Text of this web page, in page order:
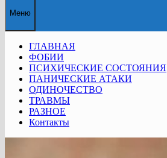
Меню
ГЛАВНАЯ
ФОБИИ
ПСИХИЧЕСКИЕ СОСТОЯНИЯ
ПАНИЧЕСКИЕ АТАКИ
ОДИНОЧЕСТВО
ТРАВМЫ
РАЗНОЕ
Контакты